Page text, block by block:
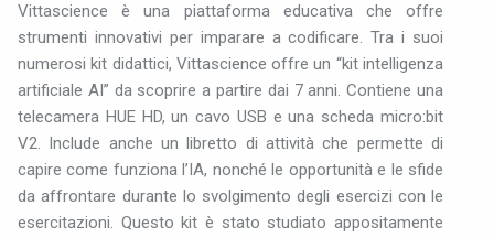
Vittascience è una piattaforma educativa che offre
strumenti innovativi per imparare a codificare. Tra i suoi
numerosi kit didattici, Vittascience offre un “kit intelligenza
artificiale AI” da scoprire a partire dai 7 anni. Contiene una
telecamera HUE HD, un cavo USB e una scheda micro:bit
V2. Include anche un libretto di attività che permette di
capire come funziona l’IA, nonché le opportunità e le sfide
da affrontare durante lo svolgimento degli esercizi con le
esercitazioni. Questo kit è stato studiato appositamente